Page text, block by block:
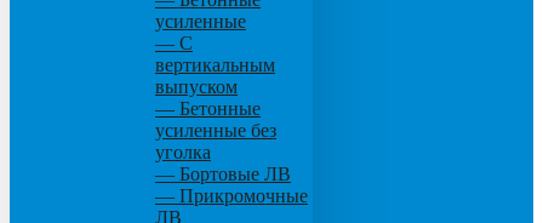
усиленные
— С
вертикальным
выпуском
— Бетонные
усиленные без
уголка
— Бортовые ЛВ
— Прикромочные
ЛВ